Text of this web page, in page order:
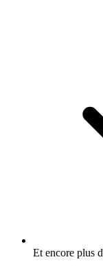
Et encore plus